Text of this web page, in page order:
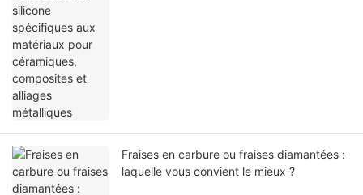
Fraises en carbure ou fraises diamantées :
laquelle vous convient le mieux ?